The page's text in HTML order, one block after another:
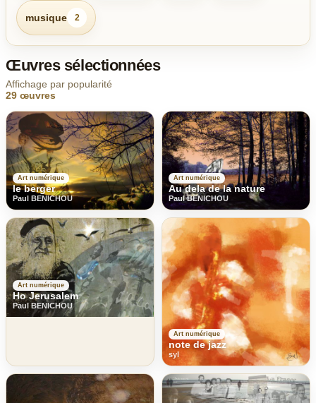
musique 2
Œuvres sélectionnées
Affichage par popularité
29 œuvres
Art numérique
le berger
Paul BENICHOU
Art numérique
Au dela de la nature
Paul BENICHOU
Art numérique
Ho Jerusalem
Paul BENICHOU
Art numérique
note de jazz
syl